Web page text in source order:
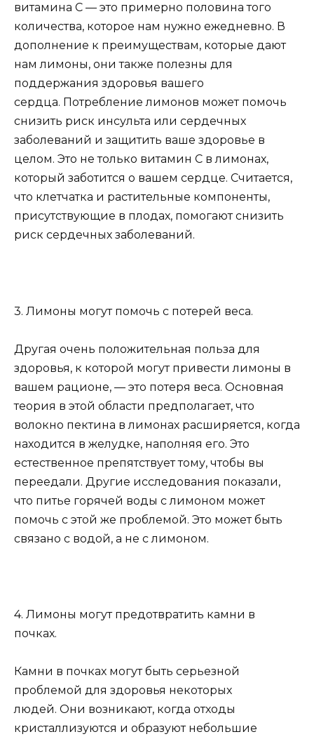
витамина С — это примерно половина того
количества, которое нам нужно ежедневно. В
дополнение к преимуществам, которые дают
нам лимоны, они также полезны для
поддержания здоровья вашего
сердца. Потребление лимонов может помочь
снизить риск инсульта или сердечных
заболеваний и защитить ваше здоровье в
целом. Это не только витамин С в лимонах,
который заботится о вашем сердце. Считается,
что клетчатка и растительные компоненты,
присутствующие в плодах, помогают снизить
риск сердечных заболеваний.
3. Лимоны могут помочь с потерей веса.
Другая очень положительная польза для
здоровья, к которой могут привести лимоны в
вашем рационе, — это потеря веса. Основная
теория в этой области предполагает, что
волокно пектина в лимонах расширяется, когда
находится в желудке, наполняя его. Это
естественное препятствует тому, чтобы вы
переедали. Другие исследования показали,
что питье горячей воды с лимоном может
помочь с этой же проблемой. Это может быть
связано с водой, а не с лимоном.
4. Лимоны могут предотвратить камни в
почках.
Камни в почках могут быть серьезной
проблемой для здоровья некоторых
людей. Они возникают, когда отходы
кристаллизуются и образуют небольшие